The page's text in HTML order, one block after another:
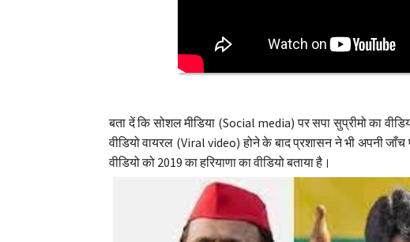
बता दें कि सोशल मीडिया (Social media) पर सपा सुप्रीमो का
वीडियो वायरल (Viral video) होने के बाद प्रशासन ने भी अपनी
वीडियो को 2019 का हरियाणा का वीडियो बताया है।